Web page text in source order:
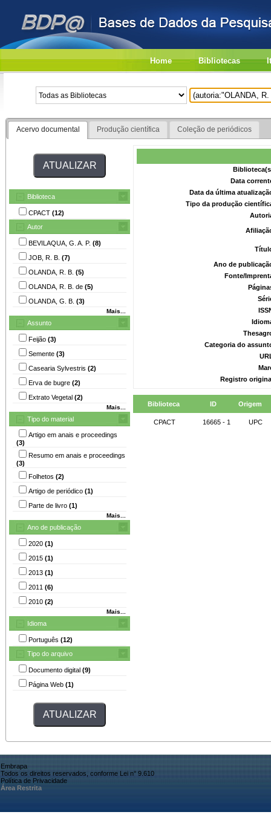
Home Bibliotecas
Acervo documental Produção científica Coleção de periódicos
Biblioteca
CPACT (12)
Autor
BEVILAQUA, G. A. P. (8)
JOB, R. B. (7)
OLANDA, R. B. (5)
OLANDA, R. B. de (5)
OLANDA, G. B. (3)
Mais...
Assunto
Feijão (3)
Semente (3)
Casearia Sylvestris (2)
Erva de bugre (2)
Extrato Vegetal (2)
Mais...
Tipo do material
Artigo em anais e proceedings
(3)
Resumo em anais e proceedings
(3)
Folhetos (2)
Artigo de periódico (1)
Parte de livro (1)
Mais...
Ano de publicação
2020 (1)
2015 (1)
2013 (1)
2011 (6)
2010 (2)
Mais...
Idioma
Português (12)
Tipo do arquivo
Documento digital (9)
Página Web (1)
Data
Data da última
Tipo da produção
Ano de
Fonte/
Categoria do
Registro
Biblioteca ID Origem
CPACT 16665 - 1 UPC
Embrapa
Todos os direitos reservados, conforme Lei n° 9.610
Política de Privacidade
Área Restrita